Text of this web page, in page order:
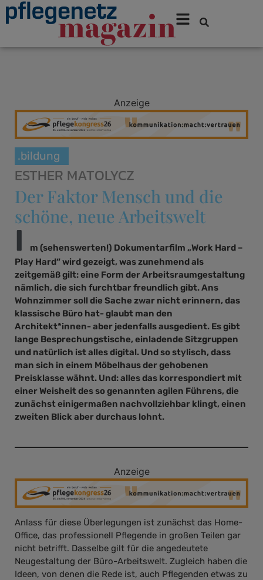
Anzeige
.bildung
ESTHER MATOLYCZ
Der Faktor Mensch und die
schöne, neue Arbeitswelt
I
m (sehenswerten!) Dokumentarfilm „Work Hard –
Play Hard“ wird gezeigt, was zunehmend als
zeitgemäß gilt: eine Form der Arbeitsraumgestaltung
nämlich, die sich furchtbar freundlich gibt. Ans
Wohnzimmer soll die Sache zwar nicht erinnern, das
klassische Büro hat- glaubt man den
Architekt*innen- aber jedenfalls ausgedient. Es gibt
lange Besprechungstische, einladende Sitzgruppen
und natürlich ist alles digital. Und so stylisch, dass
man sich in einem Möbelhaus der gehobenen
Preisklasse wähnt. Und: alles das korrespondiert mit
einer Weisheit des so genannten agilen Führens, die
zunächst einigermaßen nachvollziehbar klingt, einen
zweiten Blick aber durchaus lohnt.
Anzeige
Anlass für diese Überlegungen ist zunächst das Home-
Office, das professionell Pflegende in großen Teilen gar
nicht betrifft. Dasselbe gilt für die angedeutete
Neugestaltung der Büro-Arbeitswelt. Zugleich haben die
Ideen, von denen die Rede ist, auch Pflegenden etwas zu